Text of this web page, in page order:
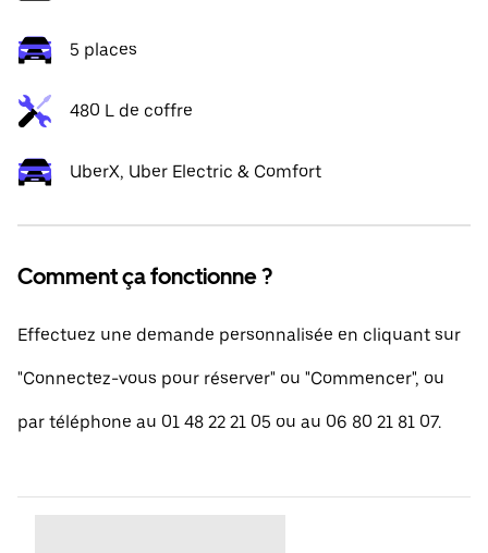
5 places
480 L de coffre
UberX, Uber Electric & Comfort
Comment ça fonctionne ?
Effectuez une demande personnalisée en cliquant sur
"Connectez-vous pour réserver" ou "Commencer", ou
par téléphone au 01 48 22 21 05 ou au 06 80 21 81 07.